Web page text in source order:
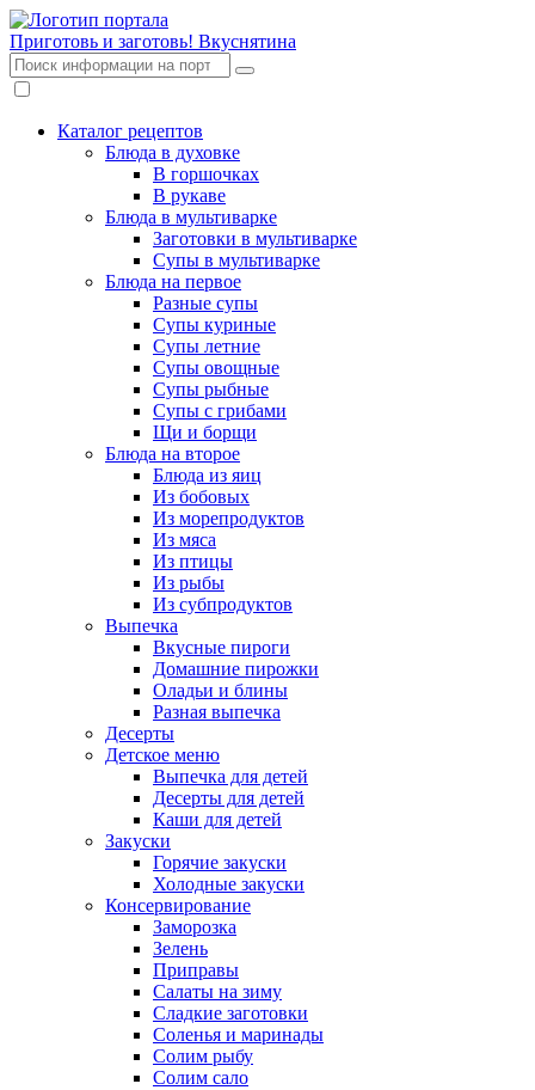
Приготовь и заготовь! Вкуснятина
Каталог рецептов
Блюда в духовке
В горшочках
В рукаве
Блюда в мультиварке
Заготовки в мультиварке
Супы в мультиварке
Блюда на первое
Разные супы
Супы куриные
Супы летние
Супы овощные
Супы рыбные
Супы с грибами
Щи и борщи
Блюда на второе
Блюда из яиц
Из бобовых
Из морепродуктов
Из мяса
Из птицы
Из рыбы
Из субпродуктов
Выпечка
Вкусные пироги
Домашние пирожки
Оладьи и блины
Разная выпечка
Десерты
Детское меню
Выпечка для детей
Десерты для детей
Каши для детей
Закуски
Горячие закуски
Холодные закуски
Консервирование
Заморозка
Зелень
Приправы
Салаты на зиму
Сладкие заготовки
Соленья и маринады
Солим рыбу
Солим сало